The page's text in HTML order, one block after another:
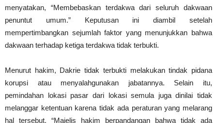
menyatakan, “Membebaskan terdakwa dari seluruh dakwaan
penuntut umum.” Keputusan ini diambil setelah
mempertimbangkan sejumlah faktor yang menunjukkan bahwa
dakwaan terhadap ketiga terdakwa tidak terbukti.
Menurut hakim, Dakrie tidak terbukti melakukan tindak pidana
korupsi atau menyalahgunakan jabatannya. Selain itu,
pemindahan lokasi pasar dari lokasi semula juga dinilai tidak
melanggar ketentuan karena tidak ada peraturan yang melarang
hal tersebut. “Majelis hakim berpandangan bahwa tidak ada